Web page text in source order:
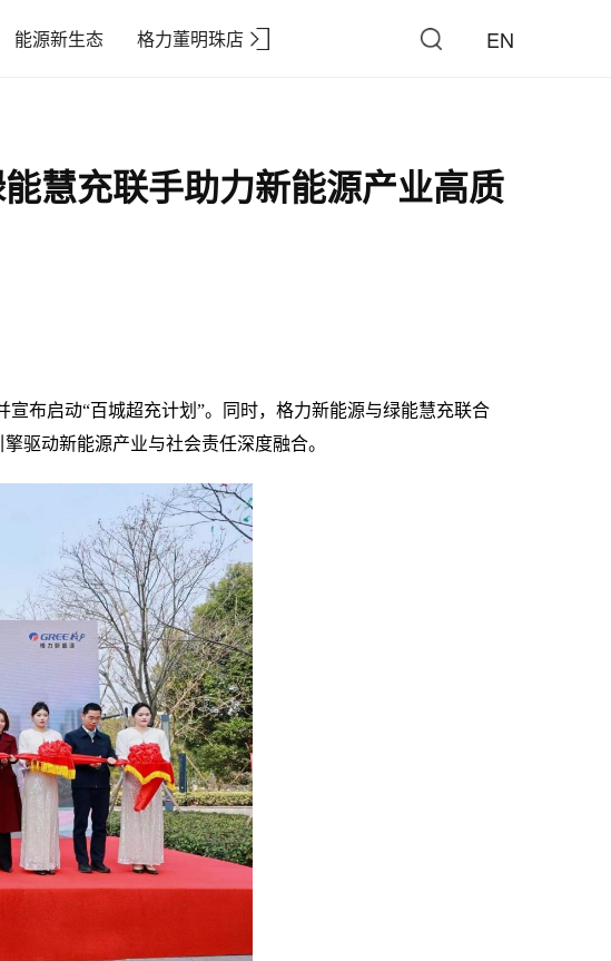
能源新生态 格力董明珠店 EN
慧充联手助力新能源产业高质
宣布启动“百城超充计划”。
同时，格力新能源与绿能慧充联合
驱动新能源产业与社会责任深度融合。